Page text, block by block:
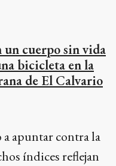
cuerpo sin vida
bicicleta en la
de El Calvario
apuntar contra la
índices reflejan